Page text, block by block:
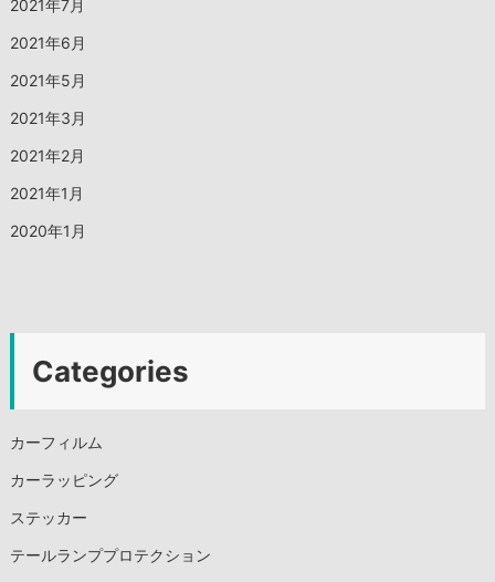
2021年7月
2021年6月
2021年5月
2021年3月
2021年2月
2021年1月
2020年1月
Categories
カーフィルム
カーラッピング
ステッカー
テールランププロテクション